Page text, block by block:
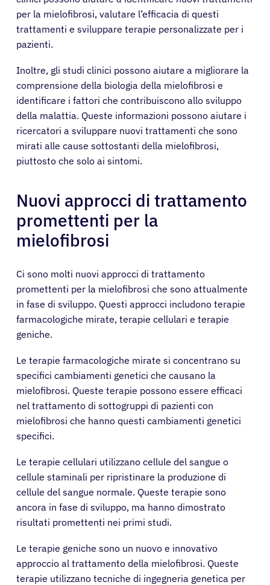
per la mielofibrosi, valutare l’efficacia di questi
trattamenti e sviluppare terapie personalizzate per i
pazienti.
Inoltre, gli studi clinici possono aiutare a migliorare la
comprensione della biologia della mielofibrosi e
identificare i fattori che contribuiscono allo sviluppo
della malattia. Queste informazioni possono aiutare i
ricercatori a sviluppare nuovi trattamenti che sono
mirati alle cause sottostanti della mielofibrosi,
piuttosto che solo ai sintomi.
Nuovi approcci di trattamento
promettenti per la
mielofibrosi
Ci sono molti nuovi approcci di trattamento
promettenti per la mielofibrosi che sono attualmente
in fase di sviluppo. Questi approcci includono terapie
farmacologiche mirate, terapie cellulari e terapie
geniche.
Le terapie farmacologiche mirate si concentrano su
specifici cambiamenti genetici che causano la
mielofibrosi. Queste terapie possono essere efficaci
nel trattamento di sottogruppi di pazienti con
mielofibrosi che hanno questi cambiamenti genetici
specifici.
Le terapie cellulari utilizzano cellule del sangue o
cellule staminali per ripristinare la produzione di
cellule del sangue normale. Queste terapie sono
ancora in fase di sviluppo, ma hanno dimostrato
risultati promettenti nei primi studi.
Le terapie geniche sono un nuovo e innovativo
approccio al trattamento della mielofibrosi. Queste
terapie utilizzano tecniche di ingegneria genetica per